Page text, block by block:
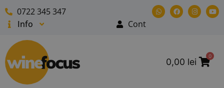
0722 345 347
Info
Cont
0,00 lei
0